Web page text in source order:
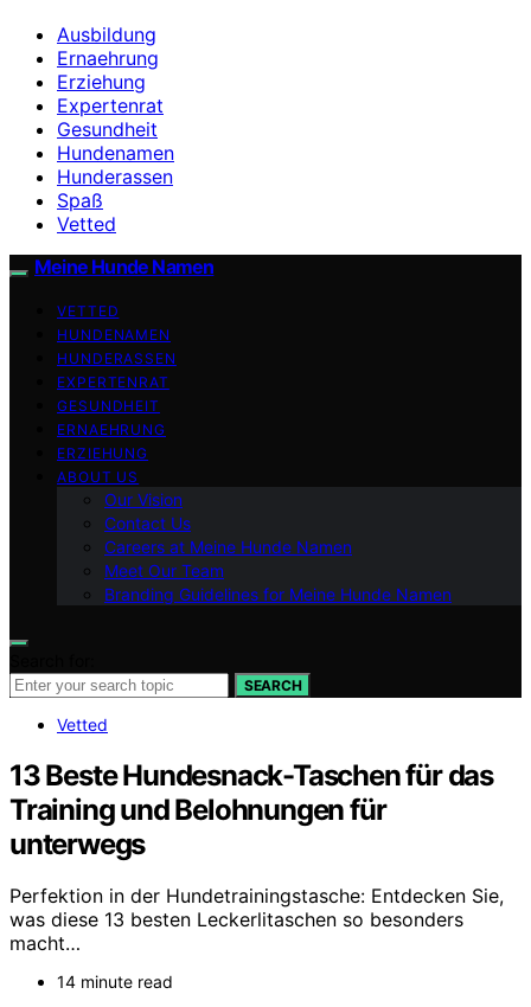
Ausbildung
Ernaehrung
Erziehung
Expertenrat
Gesundheit
Hundenamen
Hunderassen
Spaß
Vetted
Meine Hunde Namen
VETTED
HUNDENAMEN
HUNDERASSEN
EXPERTENRAT
GESUNDHEIT
ERNAEHRUNG
ERZIEHUNG
ABOUT US
Our Vision
Contact Us
Careers at Meine Hunde Namen
Meet Our Team
Branding Guidelines for Meine Hunde Namen
SEARCH
Vetted
13 Beste Hundesnack-Taschen für das
Training und Belohnungen für
unterwegs
Perfektion in der Hundetrainingstasche: Entdecken Sie,
was diese 13 besten Leckerlitaschen so besonders
macht…
14 minute read